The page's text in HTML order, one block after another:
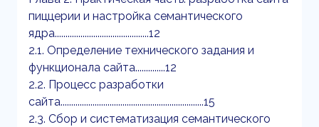
пиццерии и настройка семантического
ядра............................................12
2.1. Определение технического задания и
функционала сайта..............12
2.2. Процесс разработки
сайта...................................................................15
2.3. Сбор и систематизация семантического